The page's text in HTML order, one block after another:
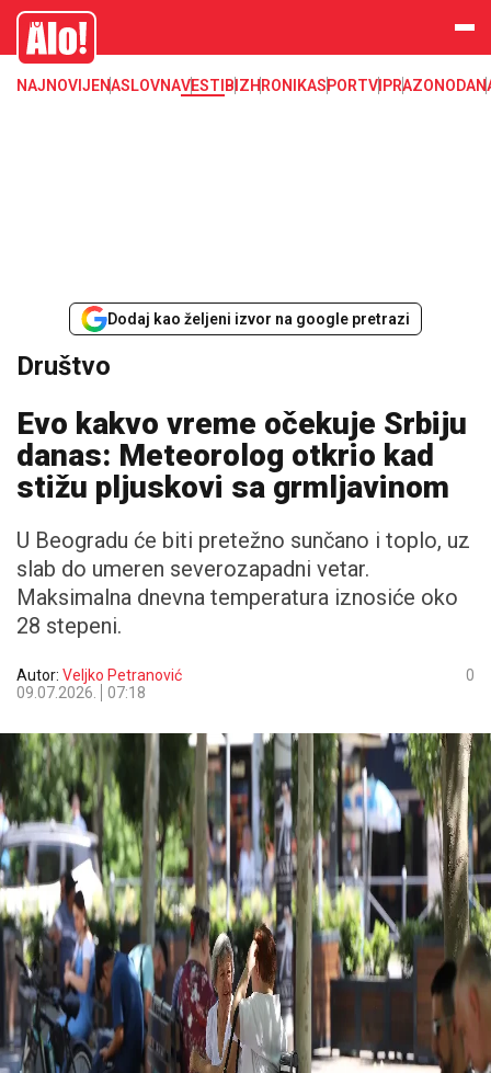
Društvo, društvene teme
Alo
NAJNOVIJENASLOVNAVESTI BIZHRONIKASPORTVIPRAZONODA
Dodaj kao željeni izvor na google pretrazi
Društvo
Evo kakvo vreme očekuje Srbiju
danas: Meteorolog otkrio kad
stižu pljuskovi sa grmljavinom
U Beogradu će biti pretežno sunčano i toplo, uz
slab do umeren severozapadni vetar.
Maksimalna dnevna temperatura iznosiće oko
28 stepeni.
Autor: Veljko Petranović
09.07.2026.
07:18
0